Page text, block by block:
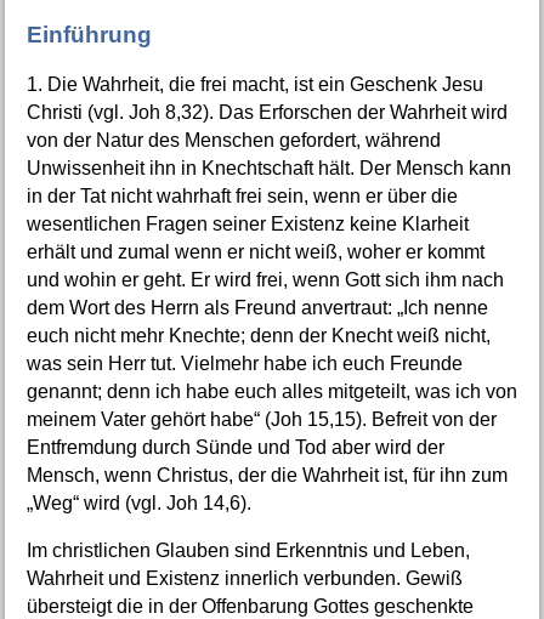
Einführung
1. Die Wahrheit, die frei macht, ist ein Geschenk Jesu
Christi (vgl. Joh 8,32). Das Erforschen der Wahrheit wird
von der Natur des Menschen gefordert, während
Unwissenheit ihn in Knechtschaft hält. Der Mensch kann
in der Tat nicht wahrhaft frei sein, wenn er über die
wesentlichen Fragen seiner Existenz keine Klarheit
erhält und zumal wenn er nicht weiß, woher er kommt
und wohin er geht. Er wird frei, wenn Gott sich ihm nach
dem Wort des Herrn als Freund anvertraut: „Ich nenne
euch nicht mehr Knechte; denn der Knecht weiß nicht,
was sein Herr tut. Vielmehr habe ich euch Freunde
genannt; denn ich habe euch alles mitgeteilt, was ich von
meinem Vater gehört habe“ (Joh 15,15). Befreit von der
Entfremdung durch Sünde und Tod aber wird der
Mensch, wenn Christus, der die Wahrheit ist, für ihn zum
„Weg“ wird (vgl. Joh 14,6).
Im christlichen Glauben sind Erkenntnis und Leben,
Wahrheit und Existenz innerlich verbunden. Gewiß
übersteigt die in der Offenbarung Gottes geschenkte